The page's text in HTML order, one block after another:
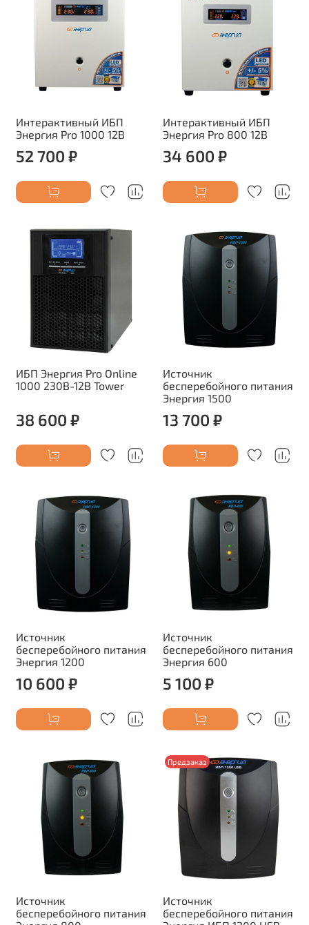
Интерактивный ИБП
Энергия Pro 1000 12В
52 700 ₽
Интерактивный ИБП
Энергия Pro 800 12В
34 600 ₽
ИБП Энергия Pro Online
1000 230В-12В Tower
38 600 ₽
Источник
бесперебойного питания
Энергия 1500
13 700 ₽
Источник
бесперебойного питания
Энергия 1200
10 600 ₽
Источник
бесперебойного питания
Энергия 600
5 100 ₽
Источник
бесперебойного питания
Предзаказ
Источник
бесперебойного питания